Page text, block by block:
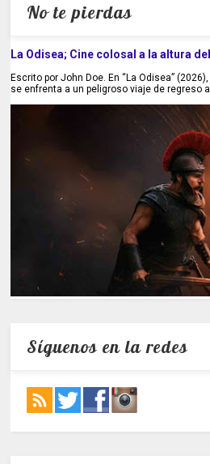
No te pierdas
La Odisea; Cine colosal a la altura
Escrito por John Doe. En “La Odisea”
se enfrenta a un peligroso viaje de regreso
Síguenos en la redes